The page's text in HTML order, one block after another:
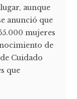
aunque
anunció que
mujeres
de
Cuidado
que